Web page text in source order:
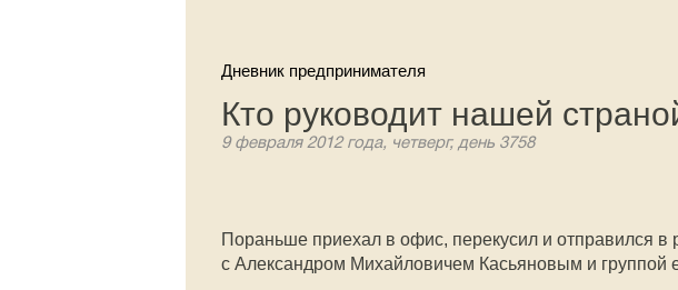
Дневник предпринимателя
Кто руководит нашей
9 февраля 2012 года, четверг, день 3758
Пораньше приехал в офис, перекусил и отправился в
с Александром Михайловичем Касьяновым и группой